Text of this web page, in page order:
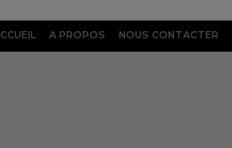
A PROPOS NOUS CONTACTER